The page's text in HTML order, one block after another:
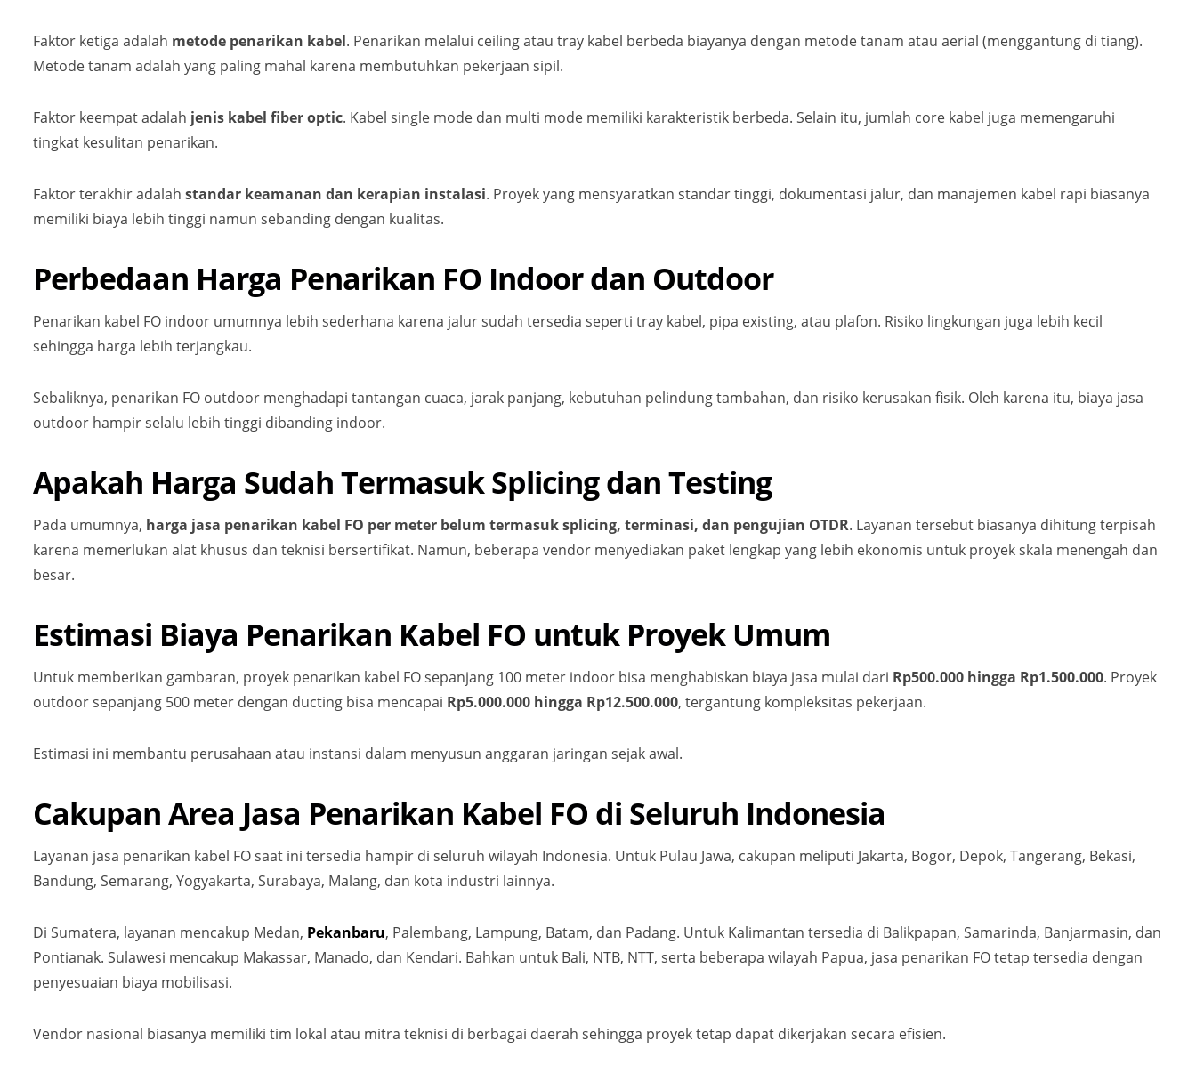
Faktor ketiga adalah metode penarikan kabel. Penarikan melalui ceiling atau tray kabel berbeda biayanya dengan metode tanam atau aerial (menggantung di tiang).
Metode tanam adalah yang paling mahal karena membutuhkan pekerjaan sipil.
Faktor keempat adalah jenis kabel fiber optic. Kabel single mode dan multi mode memiliki karakteristik berbeda. Selain itu, jumlah core kabel juga memengaruhi
tingkat kesulitan penarikan.
Faktor terakhir adalah standar keamanan dan kerapian instalasi. Proyek yang mensyaratkan standar tinggi, dokumentasi jalur, dan manajemen kabel rapi biasanya
memiliki biaya lebih tinggi namun sebanding dengan kualitas.
Perbedaan Harga Penarikan FO Indoor dan Outdoor
Penarikan kabel FO indoor umumnya lebih sederhana karena jalur sudah tersedia seperti tray kabel, pipa existing, atau plafon. Risiko lingkungan juga lebih kecil
sehingga harga lebih terjangkau.
Sebaliknya, penarikan FO outdoor menghadapi tantangan cuaca, jarak panjang, kebutuhan pelindung tambahan, dan risiko kerusakan fisik. Oleh karena itu, biaya jasa
outdoor hampir selalu lebih tinggi dibanding indoor.
Apakah Harga Sudah Termasuk Splicing dan Testing
Pada umumnya, harga jasa penarikan kabel FO per meter belum termasuk splicing, terminasi, dan pengujian OTDR. Layanan tersebut biasanya dihitung terpisah
karena memerlukan alat khusus dan teknisi bersertifikat. Namun, beberapa vendor menyediakan paket lengkap yang lebih ekonomis untuk proyek skala menengah dan
besar.
Estimasi Biaya Penarikan Kabel FO untuk Proyek Umum
Untuk memberikan gambaran, proyek penarikan kabel FO sepanjang 100 meter indoor bisa menghabiskan biaya jasa mulai dari Rp500.000 hingga Rp1.500.000. Proyek
outdoor sepanjang 500 meter dengan ducting bisa mencapai Rp5.000.000 hingga Rp12.500.000, tergantung kompleksitas pekerjaan.
Estimasi ini membantu perusahaan atau instansi dalam menyusun anggaran jaringan sejak awal.
Cakupan Area Jasa Penarikan Kabel FO di Seluruh Indonesia
Layanan jasa penarikan kabel FO saat ini tersedia hampir di seluruh wilayah Indonesia. Untuk Pulau Jawa, cakupan meliputi Jakarta, Bogor, Depok, Tangerang, Bekasi,
Bandung, Semarang, Yogyakarta, Surabaya, Malang, dan kota industri lainnya.
Di Sumatera, layanan mencakup Medan, Pekanbaru, Palembang, Lampung, Batam, dan Padang. Untuk Kalimantan tersedia di Balikpapan, Samarinda, Banjarmasin, dan
Pontianak. Sulawesi mencakup Makassar, Manado, dan Kendari. Bahkan untuk Bali, NTB, NTT, serta beberapa wilayah Papua, jasa penarikan FO tetap tersedia dengan
penyesuaian biaya mobilisasi.
Vendor nasional biasanya memiliki tim lokal atau mitra teknisi di berbagai daerah sehingga proyek tetap dapat dikerjakan secara efisien.